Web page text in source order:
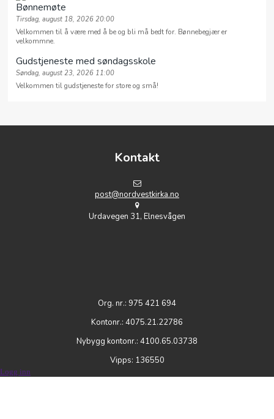
Bønnemøte
Tirsdag, august 18, 2026 20:00
Velkommen til å være med å be og bli må bedt for. Bønnebegjær er
velkommne.
Gudstjeneste med søndagsskole
Søndag, august 23, 2026 11:00
Velkommen til gudstjeneste for store og små!
Kontakt
post@nordvestkirka.no
Urdavegen 31, Elnesvågen
Org. nr.: 975 421 694
Kontonr.: 4075.21.22786
Nybygg kontonr.: 4100.65.03738
Vipps: 136550
Logg inn